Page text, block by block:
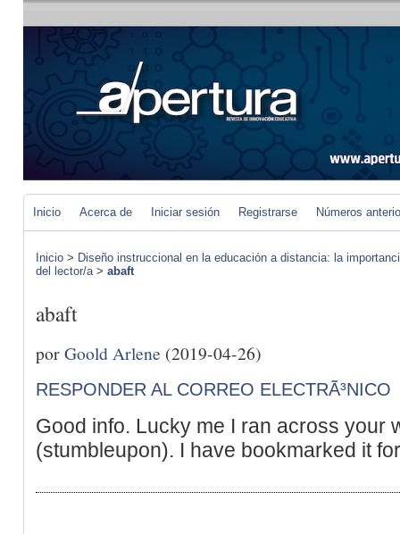
Inicio Acerca de Iniciar sesión Registrarse Números
Inicio > Diseño instruccional en la educación a distancia: la
del lector/a> abaft
abaft
porGoold Arlene (2019-04-26)
RESPONDER AL CORREO ELECTRÃ³NICO
Good info. Lucky me I ran across your
(stumbleupon). I have bookmarked it